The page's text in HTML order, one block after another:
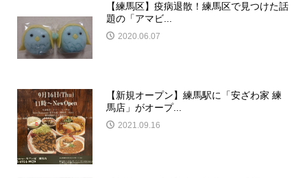
【練馬区】疫病退散！練馬区で見つけた話
題の「アマビ...
2020.06.07
【新規オープン】練馬駅に「安ざわ家 練
馬店」がオープ...
2021.09.16